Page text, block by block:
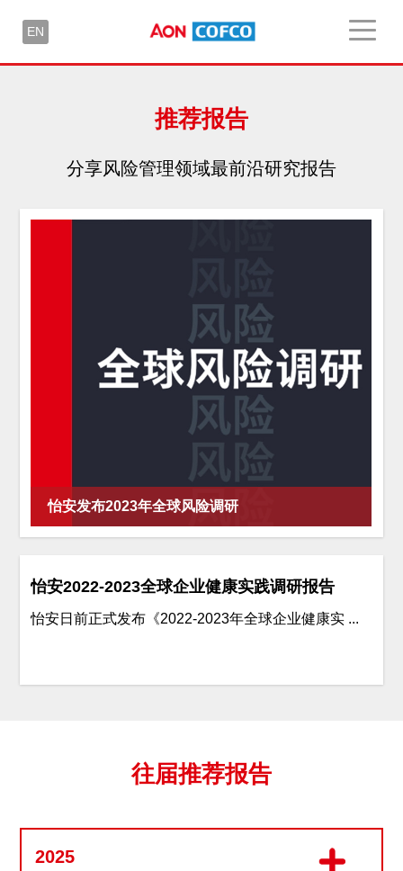
EN
推荐报告
分享风险管理领域最前沿研究报告
怡安发布2023年全球风险调研
怡安2022-2023全球企业健康实践调研报告
怡安日前正式发布《2022-2023年全球企业健康实 ...
往届推荐报告
2025